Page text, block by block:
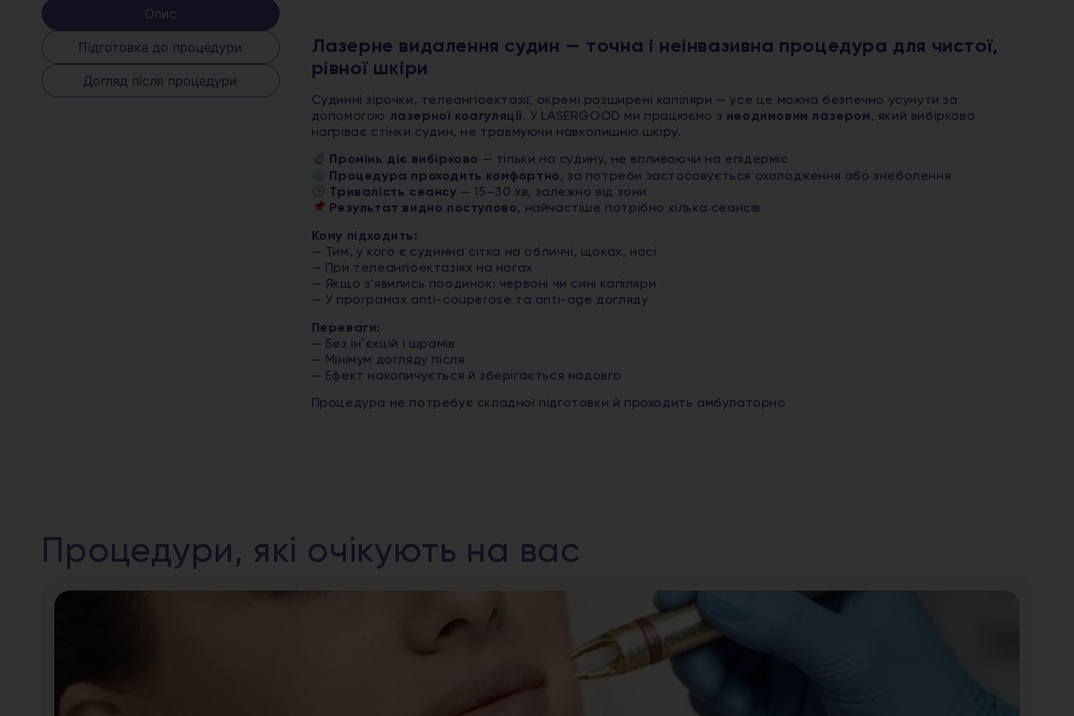
Опис
Підготовка до процедури
Догляд після процедури
Лазерне видалення судин — точна і неінвазивна процедура для чистої,
рівної шкіри
Судинні зірочки, телеангіоектазії, окремі розширені капіляри — усе це можна безпечно усунути за
допомогою лазерної коагуляції. У LASERGOOD ми працюємо з неодимовим лазером, який вибірково
нагріває стінки судин, не травмуючи навколишню шкіру.
Промінь діє вибірково — тільки на судину, не впливаючи на епідерміс
Процедура проходить комфортно, за потреби застосовується охолодження або знеболення
Тривалість сеансу — 15–30 хв, залежно від зони
Результат видно поступово, найчастіше потрібно кілька сеансів
Кому підходить:
— Тим, у кого є судинна сітка на обличчі, щоках, носі
— При телеангіоектазіях на ногах
— Якщо з’явились поодинокі червоні чи сині капіляри
— У програмах anti-couperose та anti-age догляду
Переваги:
— Без інʼєкцій і шрамів
— Мінімум догляду після
— Ефект накопичується й зберігається надовго
Процедура не потребує складної підготовки й проходить амбулаторно
Процедури, які очікують на вас